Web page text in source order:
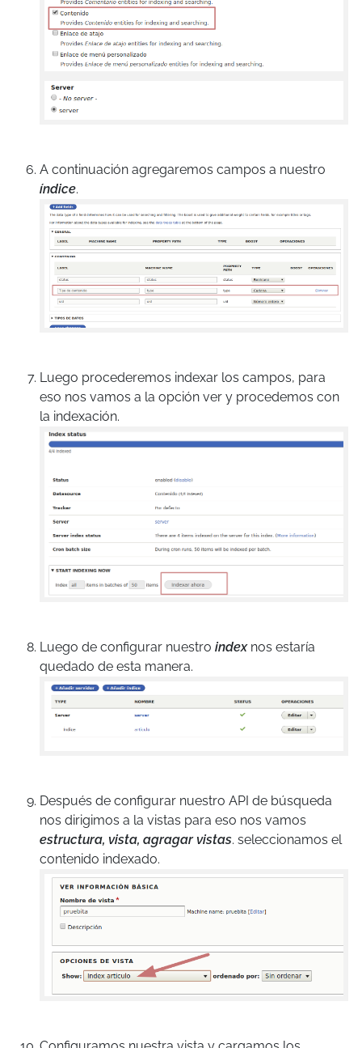
A continuación agregaremos campos a nuestro
índice.
Luego procederemos indexar los campos, para
eso nos vamos a la opción ver y procedemos con
la indexación.
Luego de configurar nuestro indexnos estaría
quedado de esta manera.
Después de configurar nuestro API de búsqueda
nos dirigimos a la vistas para eso nos vamos
estructura, vista, agragar vistas. seleccionamos el
contenido indexado.